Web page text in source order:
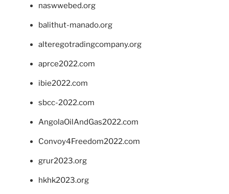
naswwebed.org
balithut-manado.org
alteregotradingcompany.org
aprce2022.com
ibie2022.com
sbcc-2022.com
AngolaOilAndGas2022.com
Convoy4Freedom2022.com
grur2023.org
hkhk2023.org